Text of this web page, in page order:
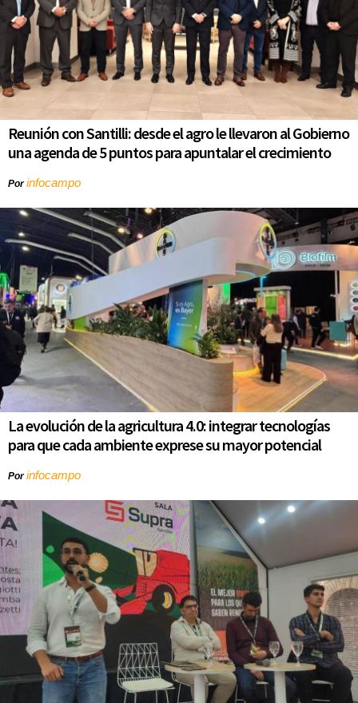
Reunión con Santilli: desde el agro le llevaron al Gobierno
una agenda de 5 puntos para apuntalar el crecimiento
Porinfocampo
La evolución de la agricultura 4.0: integrar tecnologías
para que cada ambiente exprese su mayor potencial
Porinfocampo